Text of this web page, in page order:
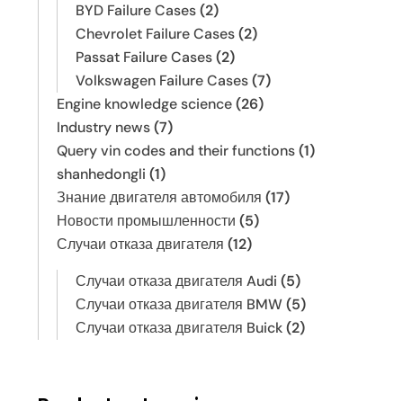
BYD Failure Cases(2)
Chevrolet Failure Cases(2)
Passat Failure Cases(2)
Volkswagen Failure Cases(7)
Engine knowledge science(26)
Industry news(7)
Query vin codes and their functions(1)
shanhedongli (1)
Знание двигателя автомобиля (17)
Новости промышленности (5)
Случаи отказа двигателя (12)
Случаи отказа двигателя Audi (5)
Случаи отказа двигателя BMW(5)
Случаи отказа двигателя Buick(2)